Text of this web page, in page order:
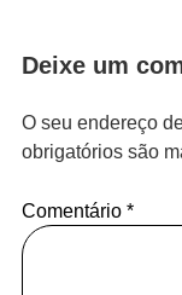
Deixe um
O seu endereço
obrigatórios são
Comentário *